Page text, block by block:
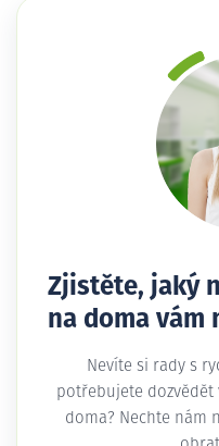
Zjistěte, jaký
na doma vám
Nevíte si rady s
potřebujete
doma? Nechte nám